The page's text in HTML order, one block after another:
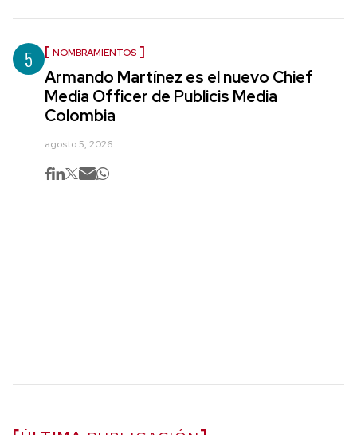
5 NOMBRAMIENTOS
Armando Martínez es el nuevo Chief
Media Officer de Publicis Media
Colombia
agosto 5, 2026